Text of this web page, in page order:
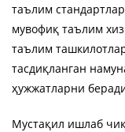
таълим
мувофиқ таълим
таълим
тасдиқланган
ҳужжатларни
Мустақил ишлаб